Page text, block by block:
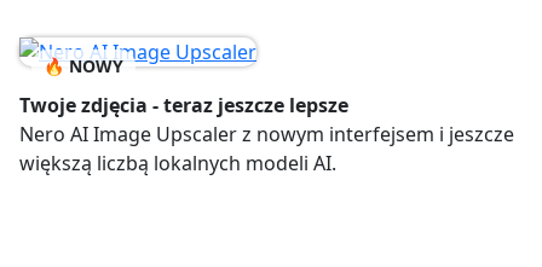
🔥 NOWY
Twoje zdjęcia - teraz jeszcze lepsze
Nero AI Image Upscaler z nowym interfejsem i jeszcze
większą liczbą lokalnych modeli AI.